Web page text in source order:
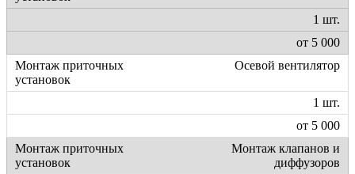
1 шт.
от 5 000
Осевой вентилятор
1 шт.
от 5 000
Монтаж клапанов и
диффузоров